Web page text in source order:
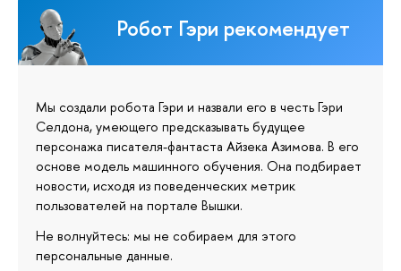
Робот Гэри рекомендует
Мы создали робота Гэри и назвали его в честь Гэри
Селдона, умеющего предсказывать будущее
персонажа писателя-фантаста Айзека Азимова. В его
основе модель машинного обучения. Она подбирает
новости, исходя из поведенческих метрик
пользователей на портале Вышки.
Не волнуйтесь: мы не собираем для этого
персональные данные.